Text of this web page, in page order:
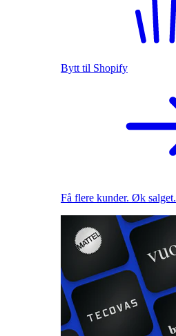
Bytt til Shopify
Få flere kunder. Øk salget.